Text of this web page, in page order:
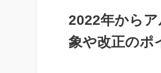
2022年から
象や改正のポ